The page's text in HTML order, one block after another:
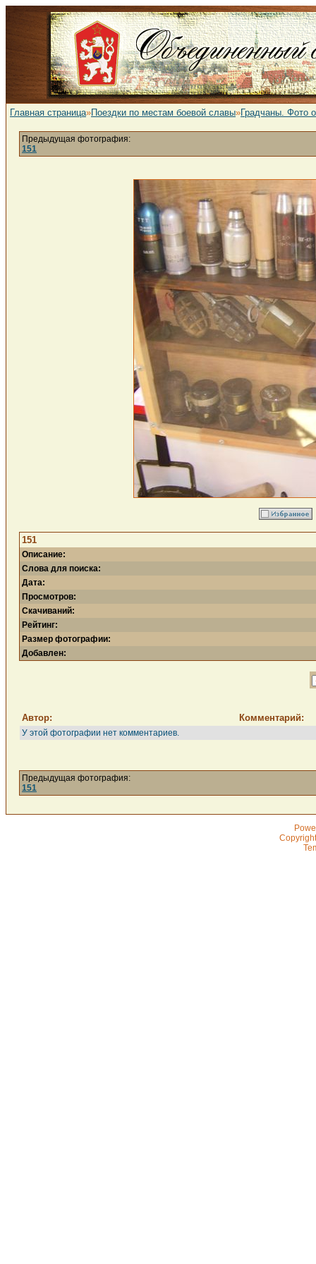
Главная страница»Поездки по местам боевой славы»Градчаны. Фото
Предыдущая фотография:
151
151
Описание:
Слова для поиска:
Дата:
Просмотров:
Скачиваний:
Рейтинг:
Размер фотографии:
Добавлен:
Автор: Комментарий:
У этой фотографии нет комментариев.
Предыдущая фотография:
151